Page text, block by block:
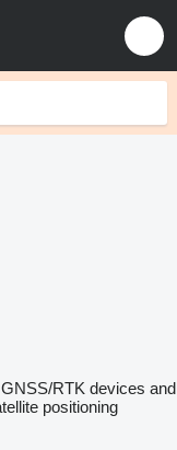
RTK devices and
positioning